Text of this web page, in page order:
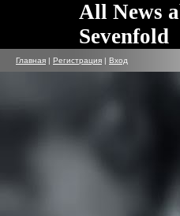
All News
Sevenfold
Главная | Регистрация | Вход